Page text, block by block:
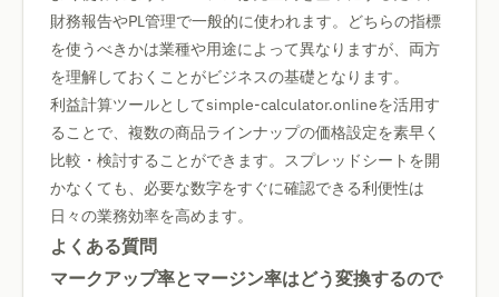
財務報告やPL管理で一般的に使われます。どちらの指標
を使うべきかは業種や用途によって異なりますが、両方
を理解しておくことがビジネスの基礎となります。
利益計算ツールとしてsimple-calculator.onlineを活用す
ることで、複数の商品ラインナップの価格設定を素早く
比較・検討することができます。スプレッドシートを開
かなくても、必要な数字をすぐに確認できる利便性は
日々の業務効率を高めます。
よくある質問
マークアップ率とマージン率はどう変換するので